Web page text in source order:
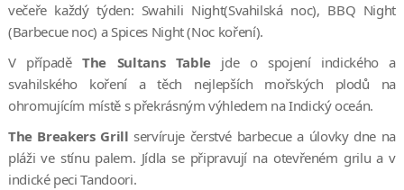
večeře každý týden: Swahili Night(Svahilská noc), BBQ Night
(Barbecue noc) a Spices Night (Noc koření).
V případěThe Sultans Tablejde o spojení indického a
svahilského koření a těch nejlepších mořských plodů na
ohromujícím místě s překrásným výhledem na Indický oceán.
The Breakers Grill servíruje čerstvé barbecue a úlovky dne na
pláži ve stínu palem. Jídla se připravují na otevřeném grilu a v
indické peci Tandoori.